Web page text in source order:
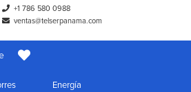
+1 786 580 0988
ventas@telserpanama.com
Energía